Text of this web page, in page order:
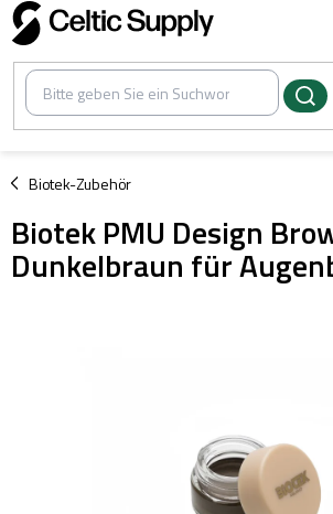
Zum
Inhalt
springen
Biotek-Zubehör
/
Biotek PMU Design
Dunkelbraun für